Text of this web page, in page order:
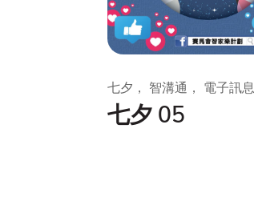
七夕 05
七夕， 智溝通， 電子訊息